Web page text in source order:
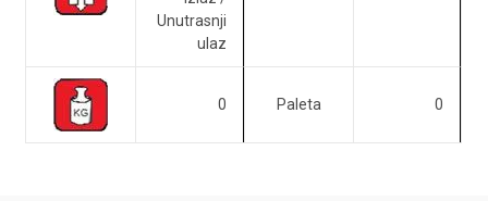
Unutrasnji
ulaz
0 Paleta 0